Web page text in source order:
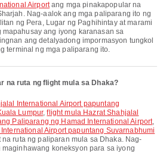
Airportang mga pinakapopular na
Nag-aalok ang mga paliparang ito ng
ng Pera, Lugar ng Paghihintay at marami
ang iyong karanasan sa
ang detalyadong impormasyon tungkol
terminal ng mga paliparang ito.
na ruta ng flight mula sa Dhaka?
International Airport papuntang
Lumpur,flight mula Hazrat Shahjalal
Paliparang ng Hamad International Airport,
Airport papuntang Suvarnabhumi
ruta ng paliparan mula sa Dhaka. Nag-
koneksyon para sa iyong